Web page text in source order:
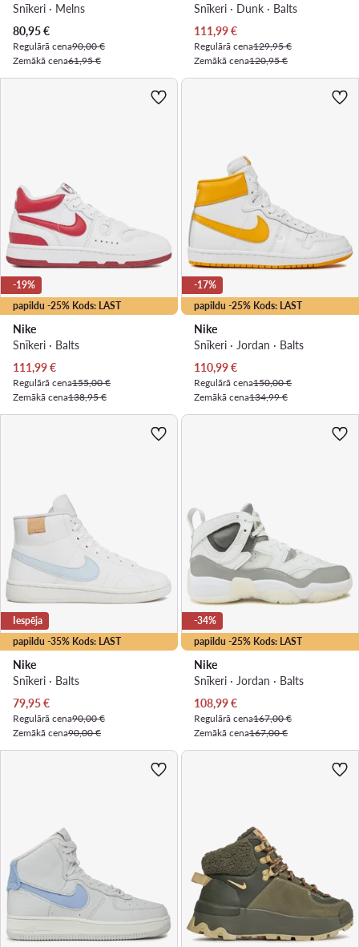
Snīkeri · Melns
Pašreizējā cena
80,95€
Regulārā cena90,00 €
Zemākā cena61,95 €
Snīkeri · Dunk · Balts
Pašreizējā cena
111,99€
Regulārā cena129,95 €
Zemākā cena120,95 €
papildu -25% Kods: LAST
-19%
Nike
Snīkeri · Balts
Pašreizējā cena
111,99€
Regulārā cena155,00 €
Zemākā cena138,95 €
papildu -25% Kods: LAST
-17%
Nike
Snīkeri · Jordan · Balts
Pašreizējā cena
110,99€
Regulārā cena150,00 €
Zemākā cena134,99 €
papildu -35% Kods: LAST
Iespēja
Nike
Snīkeri · Balts
Pašreizējā cena
79,95€
Regulārā cena90,00 €
Zemākā cena90,00 €
papildu -25% Kods: LAST
-34%
Nike
Snīkeri · Jordan · Balts
Pašreizējā cena
108,99€
Regulārā cena167,00 €
Zemākā cena167,00 €